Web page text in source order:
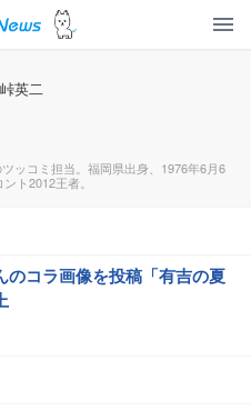
英二
ッコミ担当。福岡県出身、1976年6月6
ト2012王者。
のコラ画像を投稿「有吉の夏